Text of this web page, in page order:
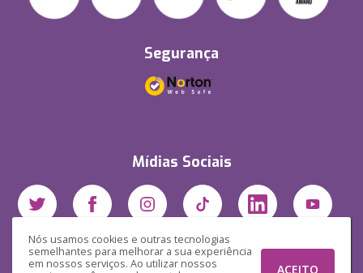
Nós usamos cookies e outras tecnologias
semelhantes para melhorar a sua experiência
em nossos serviços. Ao utilizar nossos
ACEITO
Segurança
Mídias Sociais